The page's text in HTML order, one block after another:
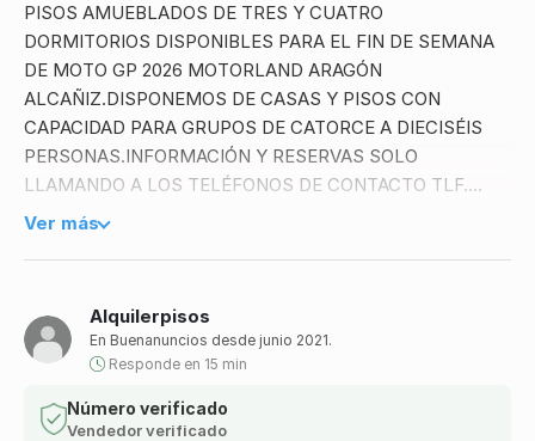
Alquilerpisos
En Buenanuncios desde junio 2021.
Responde en 15 min
Número verificado
Vendedor verificado
PISOS AMUEBLADOS DE TRES Y CUATRO
DORMITORIOS DISPONIBLES PARA EL FIN DE SEMANA
DE MOTO GP 2026 MOTORLAND ARAGÓN
ALCAÑIZ.DISPONEMOS DE CASAS Y PISOS CON
CAPACIDAD PARA GRUPOS DE CATORCE A DIECISÉIS
PERSONAS.INFORMACIÓN Y RESERVAS SOLO
LLAMANDO A LOS TELÉFONOS DE CONTACTO TLF.
677004236 .
Ver más